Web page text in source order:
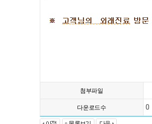
첨부파일
다운로드수 0